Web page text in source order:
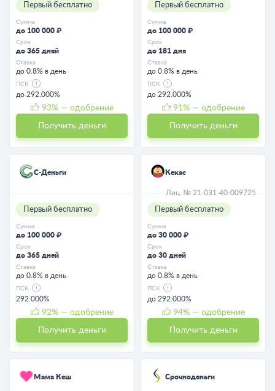
Первый бесплатно
Сумма
до 100 000 ₽
Срок
до 365 дней
Ставка
до 0.8% в день
ПСК
до 292.000%
93% — одобрение
Получить деньги
Первый бесплатно
Сумма
до 100 000 ₽
Срок
до 181 дня
Ставка
до 0.8% в день
ПСК
до 292.000%
91 % — одобрение
Получить деньги
С-Деньги
Первый бесплатно
Сумма
до 100 000 ₽
Срок
до 365 дней
Ставка
до 0.8% в день
ПСК
292.000%
92% — одобрение
Получить деньги
Кекас
Лиц. № 21-031-40-009725
Первый бесплатно
Сумма
до 30 000 ₽
Срок
до 30 дней
Ставка
до 0.8% в день
ПСК
до 292.000%
94% — одобрение
Получить деньги
Мама Кеш Срочноденьги